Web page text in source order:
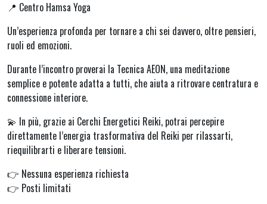
📍 Centro Hamsa Yoga
Un’esperienza profonda per tornare a chi sei davvero, oltre pensieri,
ruoli ed emozioni.
Durante l’incontro proverai la Tecnica AEON, una meditazione
semplice e potente adatta a tutti, che aiuta a ritrovare centratura e
connessione interiore.
💫 In più, grazie ai Cerchi Energetici Reiki, potrai percepire
direttamente l’energia trasformativa del Reiki per rilassarti,
riequilibrarti e liberare tensioni.
👉 Nessuna esperienza richiesta
👉 Posti limitati